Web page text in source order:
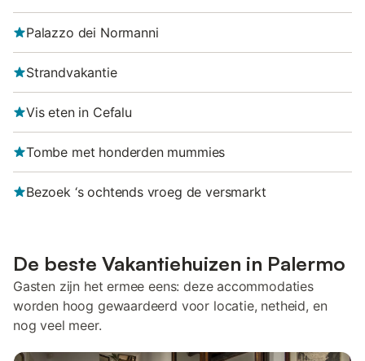
Palazzo dei Normanni
Strandvakantie
Vis eten in Cefalu
Tombe met honderden mummies
Bezoek ‘s ochtends vroeg de versmarkt
De beste Vakantiehuizen in Palermo
Gasten zijn het ermee eens: deze accommodaties
worden hoog gewaardeerd voor locatie, netheid, en
nog veel meer.